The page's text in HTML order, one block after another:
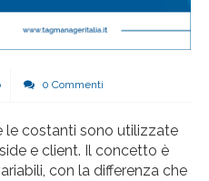
0 Commenti
le costanti sono utilizzate
e client. Il concetto è
con la differenza che